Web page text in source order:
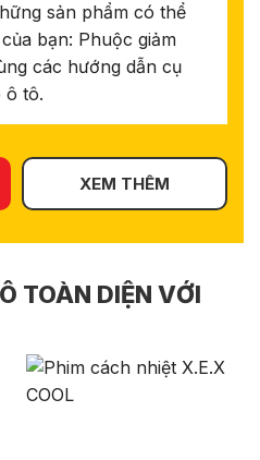
sản phẩm có thể
bạn: Phuộc giảm
các hướng dẫn cụ
ô tô.
XEM THÊM
TOÀN DIỆN VỚI